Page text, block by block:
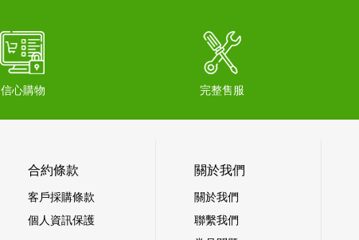
信心購物 完整售服
合約條款
客戶採購條款
個人資訊保護
關於我們
關於我們
聯繫我們